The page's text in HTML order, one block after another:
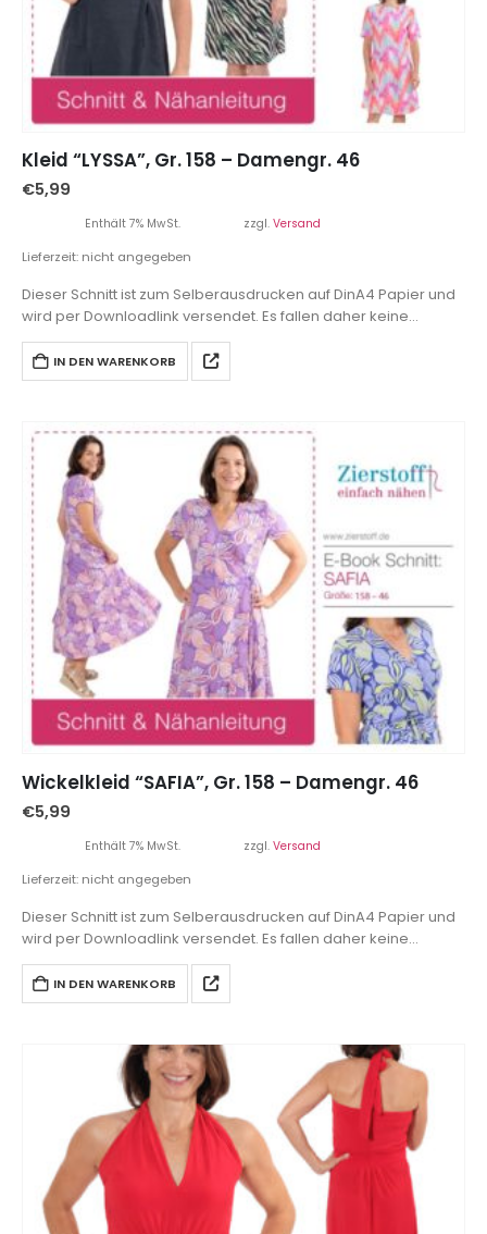
Kleid “LYSSA”, Gr. 158 – Damengr. 46
€5,99
Enthält 7% MwSt. zzgl. Versand
Lieferzeit: nicht angegeben
Dieser Schnitt ist zum Selberausdrucken auf DinA4 Papier und
wird per Downloadlink versendet. Es fallen daher keine
Versandkosten an.
IN DEN WARENKORB
Wickelkleid “SAFIA”, Gr. 158 – Damengr. 46
€5,99
Enthält 7% MwSt. zzgl. Versand
Lieferzeit: nicht angegeben
Dieser Schnitt ist zum Selberausdrucken auf DinA4 Papier und
wird per Downloadlink versendet. Es fallen daher keine
Versandkosten an.
IN DEN WARENKORB